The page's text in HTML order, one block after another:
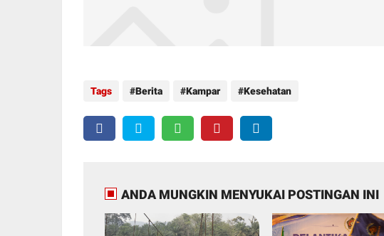
Tags Berita Kampar Kesehatan
ANDA MUNGKIN MENYUKAI POSTINGAN INI